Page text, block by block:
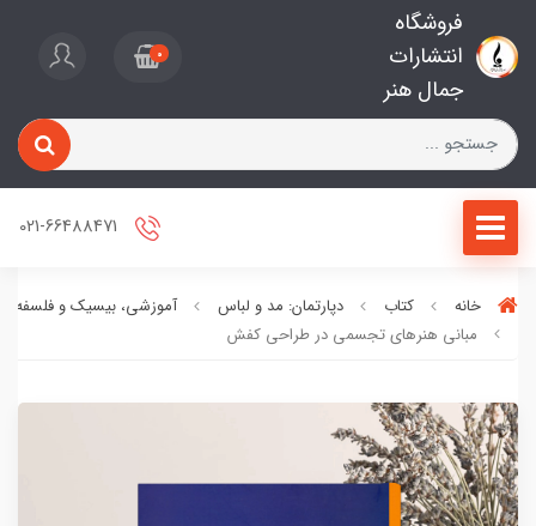
فروشگاه
انتشارات
جمال هنر
0
خانه کتاب دپارتمان: مد و لباس
آموزشی، بیسیک و فلسفه
مبانی هنرهای تجسمی در طراحی کفش